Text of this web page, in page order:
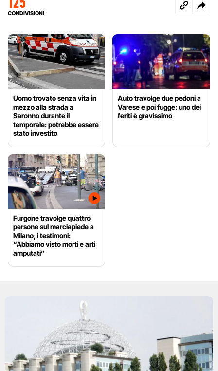
CONDIVISIONI
Uomo trovato senza vita in
mezzo alla strada a
Saronno durante il
temporale: potrebbe essere
stato investito
Auto travolge due pedoni a
Varese e poi fugge: uno dei
feriti è gravissimo
Furgone travolge quattro
persone sul marciapiede a
Milano, i testimoni:
“Abbiamo visto morti e arti
amputati”